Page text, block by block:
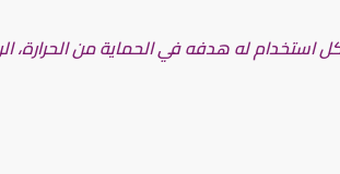
له هدفه في الحماية من الحرارة،